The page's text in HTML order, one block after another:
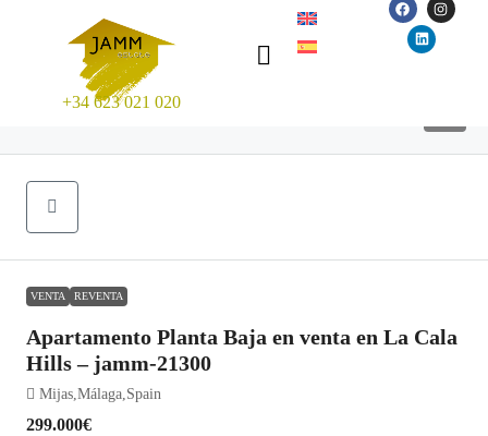
+34 623 021 020
VENTA REVENTA
Apartamento Planta Baja en venta en La Cala
Hills – jamm-21300
Mijas,Málaga,Spain
299.000€